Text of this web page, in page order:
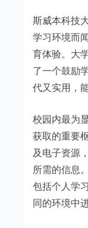
斯威本科技
学习环境而
育体验。大
了一个鼓励
代又实用，
校园内最为
获取的重要
及电子资源
所需的信息
包括个人学
同的环境中